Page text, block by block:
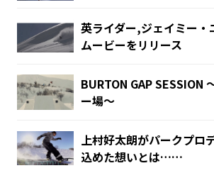
英ライダー,ジェイミー・
ムービーをリリース
BURTON GAP SESSION
ー場～
上村好太朗がパークプロ
込めた想いとは……